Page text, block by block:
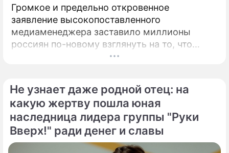
Громкое и предельно откровенное
заявление высокопоставленного
медиаменеджера заставило миллионы
россиян по-новому взглянуть на то, что
годами происходит на экране главного
холдинга "Газпром-медиа" Александр Жаров
решился на неожидаемый и крайне острый
демарш.
Не узнает даже родной отец: на
какую жертву пошла юная
наследница лидера группы "Руки
Вверх!" ради денег и славы